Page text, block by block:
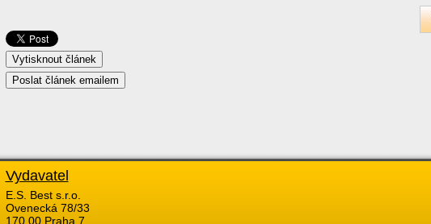
Vydavatel
E.S. Best s.r.o.
Ovenecká 78/33
170 00 Praha 7